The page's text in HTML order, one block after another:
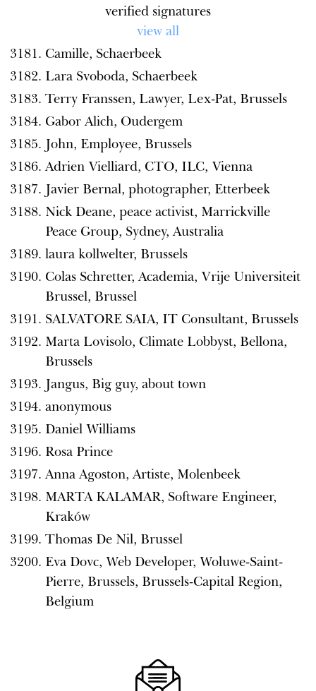
verified signatures
view all
Camille, Schaerbeek
Lara Svoboda, Schaerbeek
Terry Franssen, Lawyer, Lex-Pat, Brussels
Gabor Alich, Oudergem
John, Employee, Brussels
Adrien Vielliard, CTO, ILC, Vienna
Javier Bernal, photographer, Etterbeek
Nick Deane, peace activist, Marrickville
Peace Group, Sydney, Australia
laura kollwelter, Brussels
Colas Schretter, Academia, Vrije Universiteit
Brussel, Brussel
SALVATORE SAIA, IT Consultant, Brussels
Marta Lovisolo, Climate Lobbyst, Bellona,
Brussels
Jangus, Big guy, about town
anonymous
Daniel Williams
Rosa Prince
Anna Agoston, Artiste, Molenbeek
MARTA KALAMAR, Software Engineer,
Kraków
Thomas De Nil, Brussel
Eva Dovc, Web Developer, Woluwe-Saint-
Pierre, Brussels, Brussels-Capital Region,
Belgium